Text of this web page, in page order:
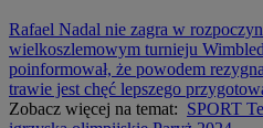
Rafael Nadal nie zagra w
wielkoszlemowym turnieju
poinformował, że powodem
trawie jest chęć lepszego
Zobacz więcej na temat: SPORT